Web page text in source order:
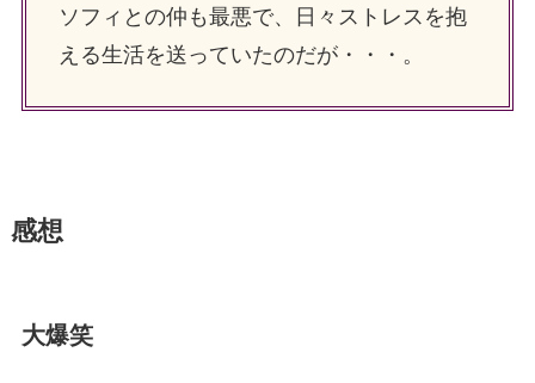
ソフィとの仲も最悪で、日々ストレスを抱
える生活を送っていたのだが・・・。
感想
大爆笑